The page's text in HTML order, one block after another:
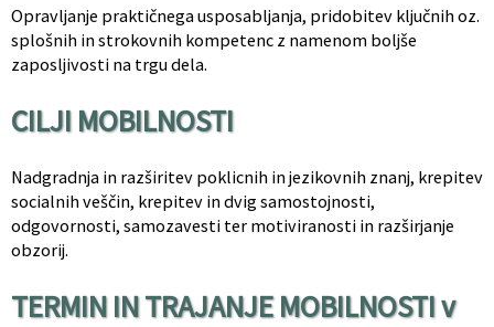
Opravljanje praktičnega usposabljanja, pridobitev ključnih oz.
splošnih in strokovnih kompetenc z namenom boljše
zaposljivosti na trgu dela.
CILJI MOBILNOSTI
Nadgradnja in razširitev poklicnih in jezikovnih znanj, krepitev
socialnih veščin, krepitev in dvig samostojnosti,
odgovornosti, samozavesti ter motiviranosti in razširjanje
obzorij.
TERMIN IN TRAJANJE MOBILNOSTI v